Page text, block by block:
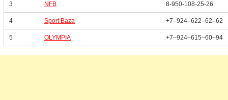
3 NFB 8-950-108-25-26
4 Sport Baza +7‒924‒622‒62‒62
5 OLYMPIA +7‒924‒615‒60‒94